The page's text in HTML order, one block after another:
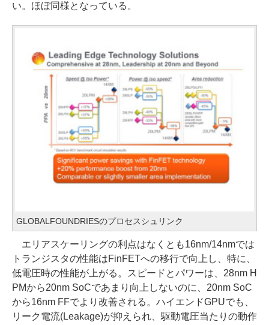
い。ほぼ同様となっている。
GLOBALFOUNDRIESのプロセスシュリンク
エリアスケーリングの利点はなくとも16nm/14nmでは
トランジスタの性能はFinFETへの移行で向上し、特に、
低電圧時の性能が上がる。スピードとパワーは、28nm H
PMから20nm SoCであまり向上しないのに、20nm SoC
から16nm FFでより改善される。ハイエンドGPUでも、
リーク電流(Leakage)が抑えられ、駆動電圧当たりの動作